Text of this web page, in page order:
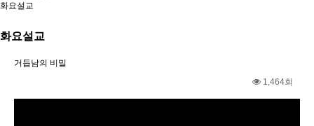
화요설교
화요설교
거듭남의 비밀
1,464회